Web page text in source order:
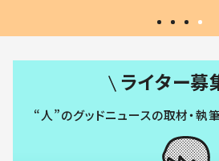
ライター募
“人”のグッドニュースの取材・執